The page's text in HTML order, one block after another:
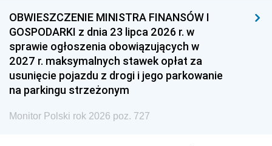
OBWIESZCZENIE MINISTRA FINANSÓW I
GOSPODARKI z dnia 23 lipca 2026 r. w
sprawie ogłoszenia obowiązujących w
2027 r. maksymalnych stawek opłat za
usunięcie pojazdu z drogi i jego parkowanie
na parkingu strzeżonym
Monitor Polski rok 2026 poz. 727